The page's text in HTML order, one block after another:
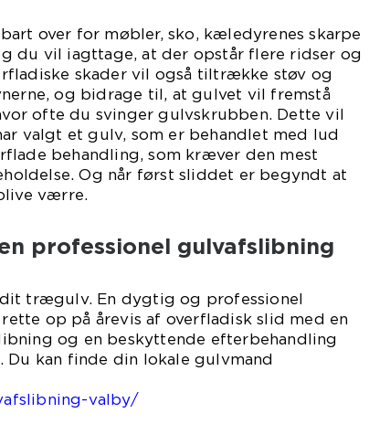
over for møbler, sko, kæledyrenes skarpe
du vil iagttage, at der opstår flere ridser og
skader vil også tiltrække støv og
og bidrage til, at gulvet vil fremstå
ofte du svinger gulvskrubben. Dette vil
valgt et gulv, som er behandlet med lud
behandling, som kræver den mest
Og når først sliddet er begyndt at
værre.
professionel gulvafslibning
trægulv. En dygtig og professionel
op på årevis af overfladisk slid med en
og en beskyttende efterbehandling
kan finde din lokale gulvmand
valby/